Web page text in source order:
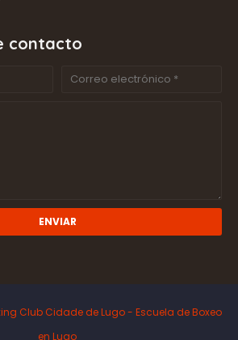
contacto
Club Cidade de Lugo - Escuela de Boxeo
en Lugo